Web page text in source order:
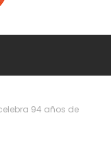
94 años de